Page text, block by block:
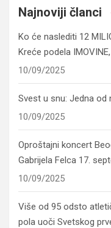
Najnoviji članci
Ko će naslediti 12
Kreće podela
10/09/2025
Svest u snu: Jedna od
10/09/2025
Oproštajni koncert
Gabrijela Felca 17.
10/09/2025
Više od 95 odsto
pola uoči Svetskog